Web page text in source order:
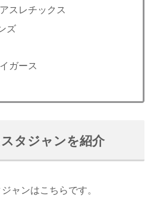
スレチックス
ズ
ガース
タジャンを紹介
ャンはこちらです。